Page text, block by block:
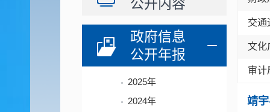
公开内容
政府信息
公开年报
2025年
2024年
交通
文化
审计
靖